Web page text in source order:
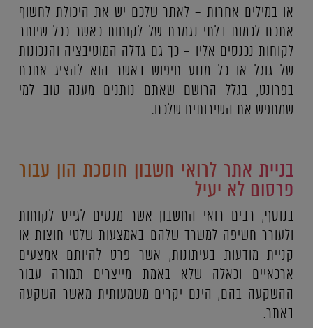
או במילים אחרות – לאתר שלכם יש את היכולת לחשוף
אתכם לכמות בלתי נגמרת של לקוחות כאשר ככל שיותר
לקוחות נכנסים אליו – כך גם גדלה המוטיבציה והנכונות
של גוגל או כל מנוע חיפוש באשר הוא להציג אתכם
בפרונט, בגלל הרושם שאתם נותנים מענה טוב למי
שמחפש את השירותים שלכם.
בניית אתר לרואי חשבון חוסכת הון עבור
פרסום לא יעיל
בנוסף, רבים רואי החשבון אשר מנסים לגייס לקוחות
ולעורר חשיפה למשרד שלהם באמצעות שלטי חוצות או
קניית מודעות בעיתונות, אשר פרט להיותם אמצעים
ארכאיים וכאלה שלא באמת מייצרים תמורה עבור
ההשקעה בהם, הינם יקרים משמעותית מאשר השקעה
באתר.